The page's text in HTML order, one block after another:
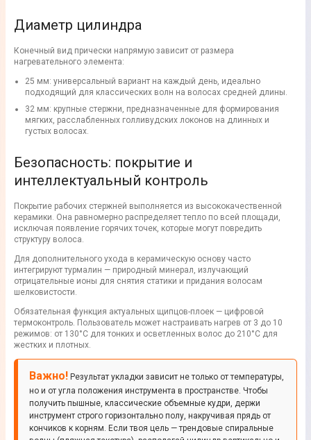
Диаметр цилиндра
Конечный вид прически напрямую зависит от размера
нагревательного элемента:
25 мм: универсальный вариант на каждый день, идеально
подходящий для классических волн на волосах средней длины.
32 мм: крупные стержни, предназначенные для формирования
мягких, расслабленных голливудских локонов на длинных и
густых волосах.
Безопасность: покрытие и
интеллектуальный контроль
Покрытие рабочих стержней выполняется из высококачественной
керамики. Она равномерно распределяет тепло по всей площади,
исключая появление горячих точек, которые могут повредить
структуру волоса.
Для дополнительного ухода в керамическую основу часто
интегрируют турмалин — природный минерал, излучающий
отрицательные ионы для снятия статики и придания волосам
шелковистости.
Обязательная функция актуальных щипцов-плоек — цифровой
термоконтроль. Пользователь может настраивать нагрев от 3 до 10
режимов: от 130°C для тонких и осветленных волос до 210°C для
жестких и плотных.
Важно! Результат укладки зависит не только от температуры,
но и от угла положения инструмента в пространстве. Чтобы
получить пышные, классические объемные кудри, держи
инструмент строго горизонтально полу, накручивая прядь от
кончиков к корням. Если твоя цель — трендовые спиральные